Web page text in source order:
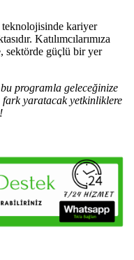
kariyer
Katılımcılarımıza
sektörde güçlü bir yer
programla geleceğinize
fark yaratacak yetkinliklere